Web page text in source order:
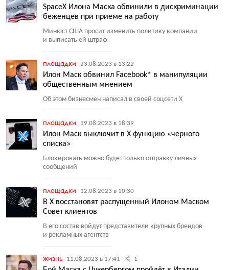
SpaceX Илона Маска обвинили в дискриминации
беженцев при приеме на работу
Минюст США просит изменить политику компании
и выписать ей штраф
площадки 23.08.2023 в 13:22
Илон Маск обвинил Facebook* в манипуляции
общественным мнением
Об этом бизнесмен написал в своей соцсети X
площадки 19.08.2023 в 18:39
Илон Маск выключит в Х функцию «черного
списка»
Блокировать можно будет только отправку личных
сообщений
площадки 12.08.2023 в 10:30
В Х восстановят распущенный Илоном Маском
Совет клиентов
В его состав войдут представители крупных брендов
и рекламных агентств
жизнь 11.08.2023 в 17:41 1